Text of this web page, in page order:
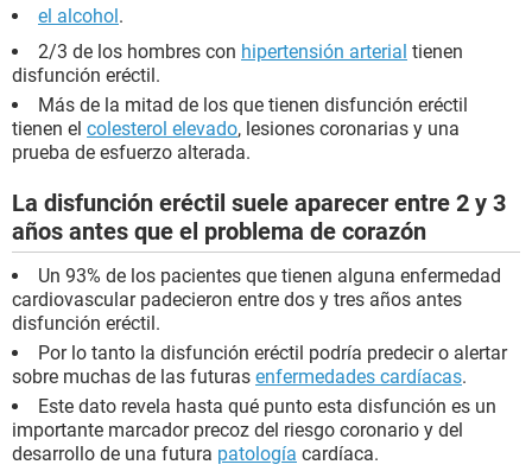
el alcohol .
2/3 de los hombres con hipertensión arterial tienen
disfunción eréctil.
Más de la mitad de los que tienen disfunción eréctil
tienen el colesterol elevado, lesiones coronarias y una
prueba de esfuerzo alterada.
La disfunción eréctil suele aparecer entre 2 y 3
años antes que el problema de corazón
Un 93% de los pacientes que tienen alguna enfermedad
cardiovascular padecieron entre dos y tres años antes
disfunción eréctil.
Por lo tanto la disfunción eréctil podría predecir o alertar
sobre muchas de las futuras enfermedades cardíacas.
Este dato revela hasta qué punto esta disfunción es un
importante marcador precoz del riesgo coronario y del
desarrollo de una futura patología cardíaca.